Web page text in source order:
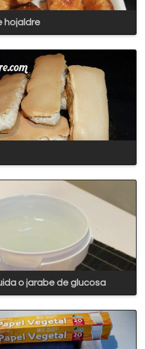
hojaldre
o jarabe de glucosa